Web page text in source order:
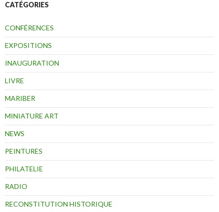
CATÉGORIES
CONFÉRENCES
EXPOSITIONS
INAUGURATION
LIVRE
MARIBER
MINIATURE ART
NEWS
PEINTURES
PHILATELIE
RADIO
RECONSTITUTION HISTORIQUE